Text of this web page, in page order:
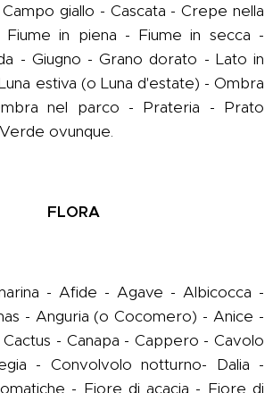
giallo - Cascata - Crepe nella
in piena - Fiume in secca -
- Giugno - Grano dorato - Lato in
estiva (o Luna d'estate) - Ombra
nel parco - Prateria - Prato
ovunque.
FLORA
- Afide - Agave - Albicocca -
- Anguria (o Cocomero) - Anice -
- Canapa - Cappero - Cavolo
- Convolvolo notturno- Dalia -
- Fiore di acacia - Fiore di